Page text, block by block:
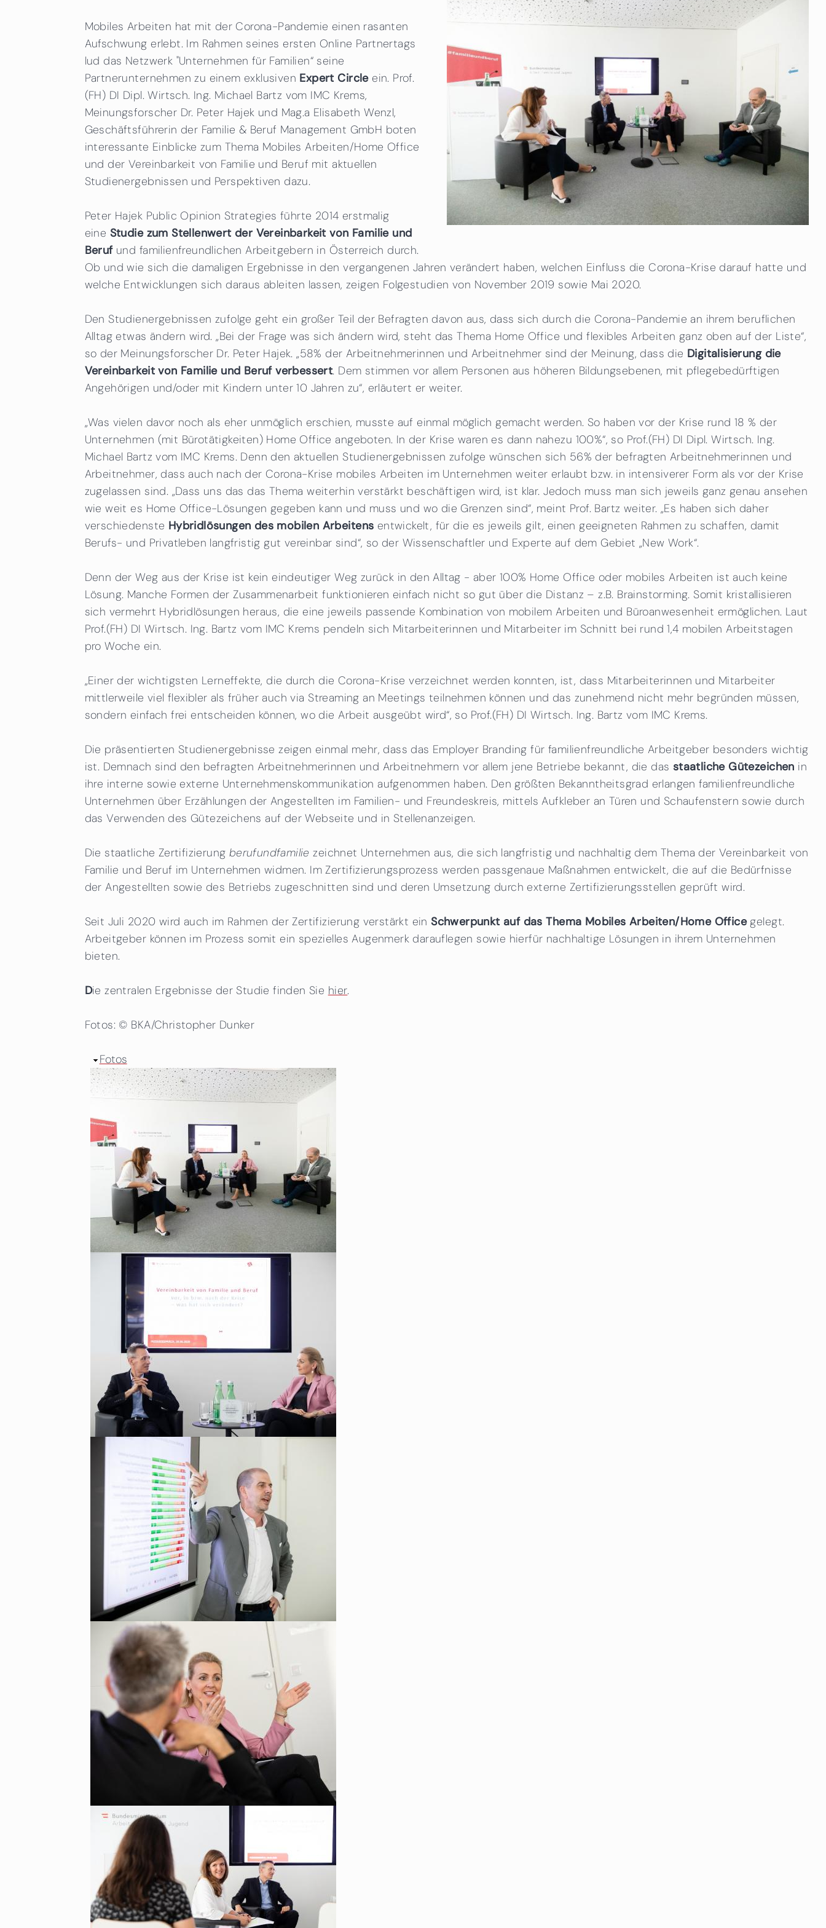
Mobiles Arbeiten hat mit der Corona-Pandemie einen rasanten
Aufschwung erlebt. Im Rahmen seines ersten Online Partnertags
lud das Netzwerk "Unternehmen für Familien“ seine
Partnerunternehmen zu einem exklusiven Expert Circleein. Prof.
(FH) DI Dipl. Wirtsch. Ing. Michael Bartz vom IMC Krems,
Meinungsforscher Dr. Peter Hajek und Mag.a Elisabeth Wenzl,
Geschäftsführerin der Familie & Beruf Management GmbH boten
interessante Einblicke zum Thema Mobiles Arbeiten/Home Office
und der Vereinbarkeit von Familie und Beruf mit aktuellen
Studienergebnissen und Perspektiven dazu.
Peter Hajek Public Opinion Strategies führte 2014 erstmalig
eine Studie zum Stellenwert der Vereinbarkeit von Familie und
Beruf und familienfreundlichen Arbeitgebern in Österreich durch.
Ob und wie sich die damaligen Ergebnisse in den vergangenen Jahren verändert haben, welchen Einfluss die Corona-Krise darauf hatte und
welche Entwicklungen sich daraus ableiten lassen, zeigen Folgestudien von November 2019 sowie Mai 2020.
Den Studienergebnissen zufolge geht ein großer Teil der Befragten davon aus, dass sich durch die Corona-Pandemie an ihrem beruflichen
Alltag etwas ändern wird. „Bei der Frage was sich ändern wird, steht das Thema Home Office und flexibles Arbeiten ganz oben auf der Liste“,
so der Meinungsforscher Dr. Peter Hajek. „58% der Arbeitnehmerinnen und Arbeitnehmer sind der Meinung, dass die Digitalisierung die
Vereinbarkeit von Familie und Beruf verbessert. Dem stimmen vor allem Personen aus höheren Bildungsebenen, mit pflegebedürftigen
Angehörigen und/oder mit Kindern unter 10 Jahren zu“, erläutert er weiter.
„Was vielen davor noch als eher unmöglich erschien, musste auf einmal möglich gemacht werden. So haben vor der Krise rund 18 % der
Unternehmen (mit Bürotätigkeiten) Home Office angeboten. In der Krise waren es dann nahezu 100%“, so Prof.(FH) DI Dipl. Wirtsch. Ing.
Michael Bartz vom IMC Krems. Denn den aktuellen Studienergebnissen zufolge wünschen sich 56% der befragten Arbeitnehmerinnen und
Arbeitnehmer, dass auch nach der Corona-Krise mobiles Arbeiten im Unternehmen weiter erlaubt bzw. in intensiverer Form als vor der Krise
zugelassen sind. „Dass uns das das Thema weiterhin verstärkt beschäftigen wird, ist klar. Jedoch muss man sich jeweils ganz genau ansehen
wie weit es Home Office-Lösungen gegeben kann und muss und wo die Grenzen sind“, meint Prof. Bartz weiter. „Es haben sich daher
verschiedenste Hybridlösungen des mobilen Arbeitens entwickelt, für die es jeweils gilt, einen geeigneten Rahmen zu schaffen, damit
Berufs- und Privatleben langfristig gut vereinbar sind“, so der Wissenschaftler und Experte auf dem Gebiet „New Work“.
Denn der Weg aus der Krise ist kein eindeutiger Weg zurück in den Alltag - aber 100% Home Office oder mobiles Arbeiten ist auch keine
Lösung. Manche Formen der Zusammenarbeit funktionieren einfach nicht so gut über die Distanz – z.B. Brainstorming. Somit kristallisieren
sich vermehrt Hybridlösungen heraus, die eine jeweils passende Kombination von mobilem Arbeiten und Büroanwesenheit ermöglichen. Laut
Prof.(FH) DI Wirtsch. Ing. Bartz vom IMC Krems pendeln sich Mitarbeiterinnen und Mitarbeiter im Schnitt bei rund 1,4 mobilen Arbeitstagen
pro Woche ein.
„Einer der wichtigsten Lerneffekte, die durch die Corona-Krise verzeichnet werden konnten, ist, dass Mitarbeiterinnen und Mitarbeiter
mittlerweile viel flexibler als früher auch via Streaming an Meetings teilnehmen können und das zunehmend nicht mehr begründen müssen,
sondern einfach frei entscheiden können, wo die Arbeit ausgeübt wird“, so Prof.(FH) DI Wirtsch. Ing. Bartz vom IMC Krems.
Die präsentierten Studienergebnisse zeigen einmal mehr, dass das Employer Branding für familienfreundliche Arbeitgeber besonders wichtig
ist. Demnach sind den befragten Arbeitnehmerinnen und Arbeitnehmern vor allem jene Betriebe bekannt, die das staatliche Gütezeichen in
ihre interne sowie externe Unternehmenskommunikation aufgenommen haben. Den größten Bekanntheitsgrad erlangen familienfreundliche
Unternehmen über Erzählungen der Angestellten im Familien- und Freundeskreis, mittels Aufkleber an Türen und Schaufenstern sowie durch
das Verwenden des Gütezeichens auf der Webseite und in Stellenanzeigen.
Die staatliche Zertifizierung berufundfamilie zeichnet Unternehmen aus, die sich langfristig und nachhaltig dem Thema der Vereinbarkeit von
Familie und Beruf im Unternehmen widmen. Im Zertifizierungsprozess werden passgenaue Maßnahmen entwickelt, die auf die Bedürfnisse
der Angestellten sowie des Betriebs zugeschnitten sind und deren Umsetzung durch externe Zertifizierungsstellen geprüft wird.
Seit Juli 2020 wird auch im Rahmen der Zertifizierung verstärkt ein Schwerpunkt auf das Thema Mobiles Arbeiten/Home Officegelegt.
Arbeitgeber können im Prozess somit ein spezielles Augenmerk darauflegen sowie hierfür nachhaltige Lösungen in ihrem Unternehmen
bieten.
Die zentralen Ergebnisse der Studie finden Sie hier.
Fotos: © BKA/Christopher Dunker
Ausblenden
Fotos